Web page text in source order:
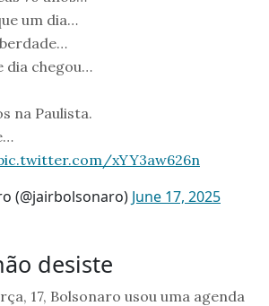
um dia…
dia chegou…
na Paulista.
xYY3aw626n
(@jairbolsonaro) June 17, 2025
desiste
17, Bolsonaro usou uma agenda